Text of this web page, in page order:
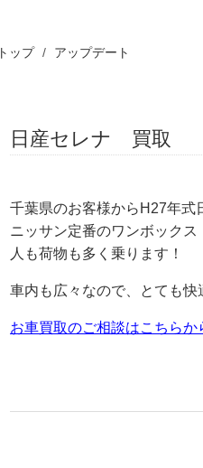
トップ アップデート
日産セレナ 買取
千葉県のお客様からH27年式
ニッサン定番のワンボックス
人も荷物も多く乗ります！
車内も広々なので、とても
お車買取のご相談はこちらか